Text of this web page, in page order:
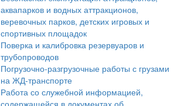
аквапарков и водных аттракционов,
веревочных парков, детских игровых и
спортивных площадок
Поверка и калибровка резервуаров и
трубопроводов
Погрузочно-разгрузочные работы с грузами
на ЖД-транспорте
Работа со служебной информацией,
содержащейся в документах об